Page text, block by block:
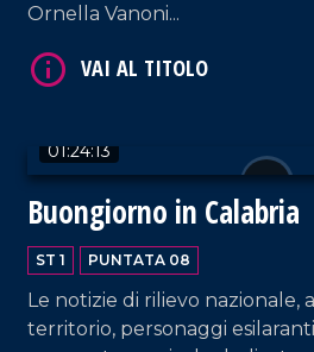
Ornella Vanoni...
01:24:13
Buongiorno in Calabria
ST 1 PUNTATA 08
Le notizie di rilievo nazionale,
territorio, personaggi